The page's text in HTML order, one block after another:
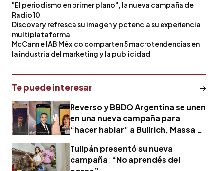
"El periodismo en primer plano", la nueva campaña de
Radio 10
Discovery refresca su imagen y potencia su experiencia
multiplataforma
McCann e IAB México comparten 5 macrotendencias en
la industria del marketing y la publicidad
Te puede interesar
Reverso y BBDO Argentina se unen
en una nueva campaña para
“hacer hablar” a Bullrich, Massa y
Tulipán presentó su nueva
campaña: “No aprendés del